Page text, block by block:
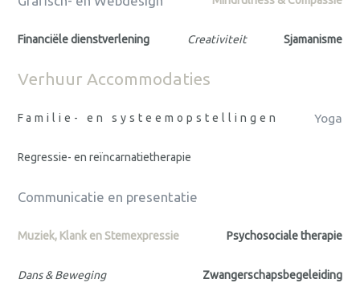
Financiële dienstverlening Creativiteit Sjamanisme
Verhuur Accommodaties
Familie- en systeemopstellingen Yoga
Regressie- en reïncarnatietherapie
Communicatie en presentatie
Muziek, Klank en Stemexpressie Psychosociale therapie
Dans & Beweging Zwangerschapsbegeleiding